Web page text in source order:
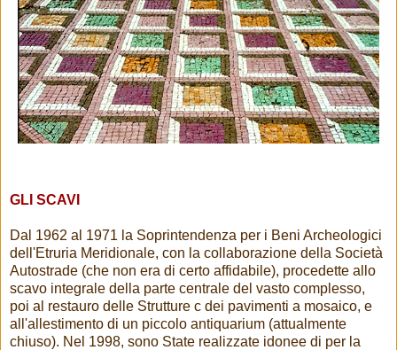
GLI SCAVI
Dal 1962 al 1971 la Soprintendenza per i Beni Archeologici
dell'Etruria Meridionale, con la collaborazione della Società
Autostrade (che non era di certo affidabile), procedette allo
scavo integrale della parte centrale del vasto complesso,
poi al restauro delle Strutture c dei pavimenti a mosaico, e
all'allestimento di un piccolo antiquarium (attualmente
chiuso). Nel 1998, sono State realizzate idonee di per la